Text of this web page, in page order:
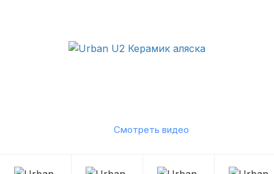
Смотреть видео